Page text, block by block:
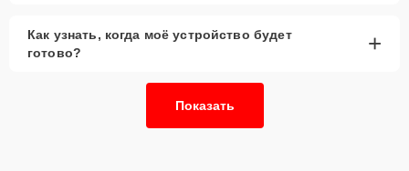
Как узнать, когда моё устройство будет
готово?
+
Показать